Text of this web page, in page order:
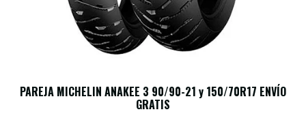
PAREJA MICHELIN ANAKEE 3 90/90-21 y 150/70R17 ENVÍO
GRATIS